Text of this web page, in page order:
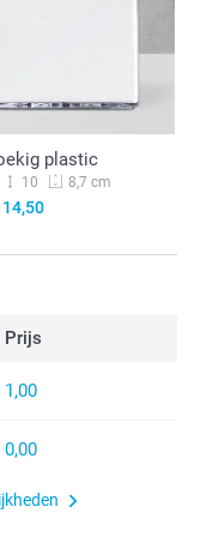
plastic
10 8,7 cm
Prijs
1,00
0,00